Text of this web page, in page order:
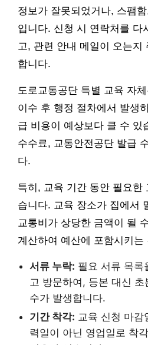
정보가 잘못되었거나, 스팸
입니다. 신청 시 연락처를 다
고, 관련 안내 메일이 오는지
합니다.
도로교통공단 특별 교육 자
이수 후 행정 절차에서 발생
급 비용이 예상보다 클 수 있
수수료, 교통안전공단 발급
다.
특히, 교육 기간 동안 필요한
습니다. 교육 장소가 집에서
교통비가 상당한 금액이 될
계산하여 예산에 포함시키는
서류 누락: 필요 서류 목록
고 방문하여, 등본 대신
수가 발생합니다.
기간 착각: 교육 신청 마감
력일이 아닌 영업일로 착